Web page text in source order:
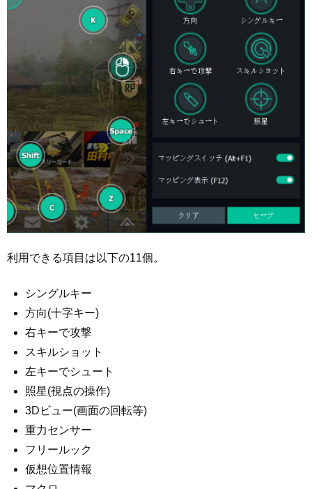
利用できる項目は以下の11個。
シングルキー
方向(十字キー)
右キーで攻撃
スキルショット
左キーでシュート
照星(視点の操作)
3Dビュー(画面の回転等)
重力センサー
フリールック
仮想位置情報